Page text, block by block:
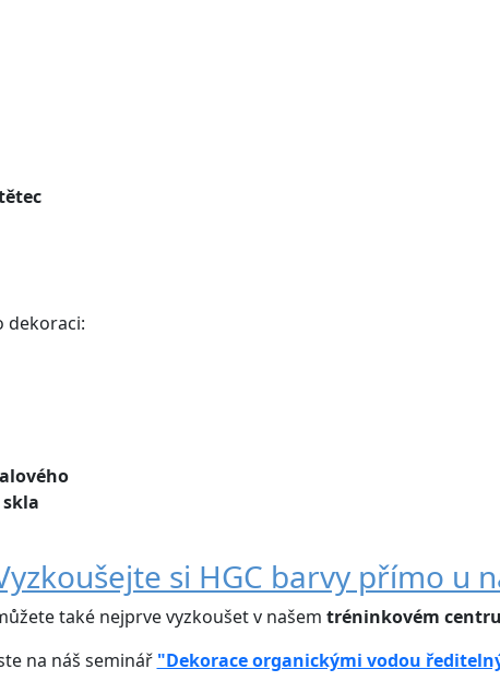
dekoraci:
skla
si HGC barvy přímo u
také nejprve vyzkoušet v našem tréninkovém centru
na náš seminář "Dekorace organickými vodou